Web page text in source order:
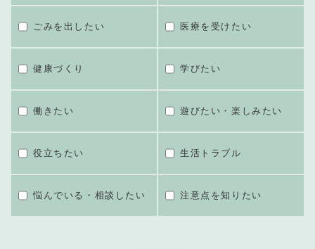
ごみを出したい 医療を受けたい
健康づくり 学びたい
働きたい 遊びたい・楽しみたい
役立ちたい 生活トラブル
悩んでいる・相談したい 注意点を知りたい